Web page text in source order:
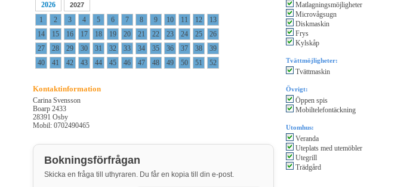
2026
2027
1 2 3 4 5 6 7 8 9 10 11 12
13
14
15 16 17 18 19 20 21 22 23 24 25
26
27
28 29 30 31 32 33 34 35 36 37 38
39
40
41 42 43 44 45 46 47 48 49 50 51 52
Kontaktinformation
Carina Svensson
Boarp 2433
28391 Osby
Mobil: 0702490465
Bokningsförfrågan
Skicka en fråga till uthyraren. Du får en kopia till din e-post.
Matlagningsmöjligheter
Microvågsugn
Diskmaskin
Frys
Kylskåp
Tvättmöjligheter:
Tvättmaskin
Övrigt:
Öppen spis
Mobiltelefontäckning
Utomhus:
Veranda
Uteplats med utemöbler
Utegrill
Trädgård